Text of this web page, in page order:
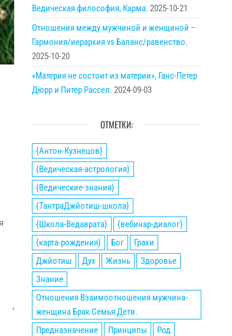
‘
Ведическая философия, Карма. 2025-10-21
Отношения между мужчиной и женщиной –
Гармония/иерархия vs Баланс/равенство.
2025-10-20
«Материя не состоит из материи», Ганс-Петер
Дюрр и Питер Рассел. 2024-09-03
ОТМЕТКИ:
{Антон-Кузнецов}
{Ведическая-астрология}
{Ведические-знания}
{ТантраДжйотиш-школа}
{Школа-Ведаврата}
{вебинар-диалог}
{карта-рождения}
Бог
Грахи
Джйотиш
Дух Жизнь
Здоровье
Знание
Отношения Взаимоотношения мужчина-
женщина Брак Семья Дети.
Предназначение
Принципы
Род